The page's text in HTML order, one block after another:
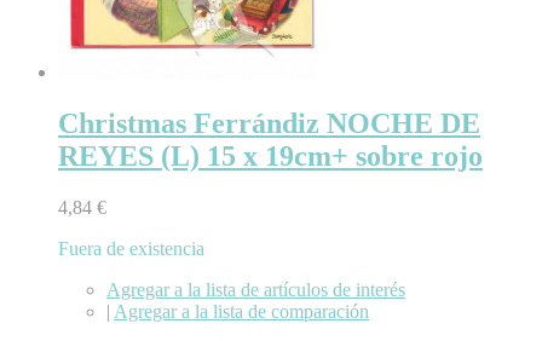
Christmas Ferrándiz NOCHE DE
REYES (L) 15 x 19cm+ sobre rojo
4,84 €
Fuera de existencia
Agregar a la lista de artículos de interés
| Agregar a la lista de comparación